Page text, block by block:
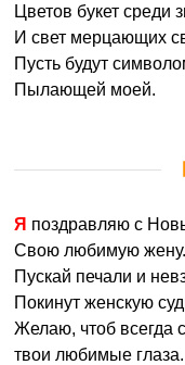
Цветов букет среди
И свет мерцающих
Пусть будут
Пылающей моей.
Я поздравляю с
Свою любимую жену.
Пускай печали и
Покинут женскую
Желаю, чтоб всегда
твои любимые глаза.